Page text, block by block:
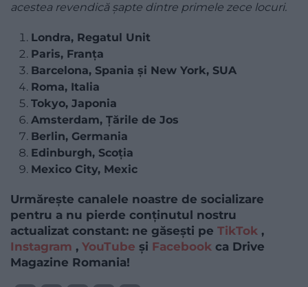
acestea revendică șapte dintre primele zece locuri.
Londra, Regatul Unit
Paris, Franța
Barcelona, Spania și New York, SUA
Roma, Italia
Tokyo, Japonia
Amsterdam, Țările de Jos
Berlin, Germania
Edinburgh, Scoția
Mexico City, Mexic
Urmărește canalele noastre de socializare
pentru a nu pierde conținutul nostru
actualizat constant: ne găsești pe TikTok ,
Instagram , YouTube și Facebook ca Drive
Magazine Romania!